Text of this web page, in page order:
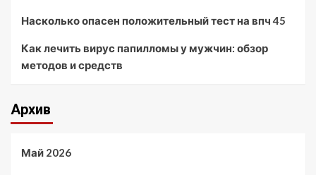
Насколько опасен положительный тест на впч 45
Как лечить вирус папилломы у мужчин: обзор
методов и средств
Архив
Май 2026